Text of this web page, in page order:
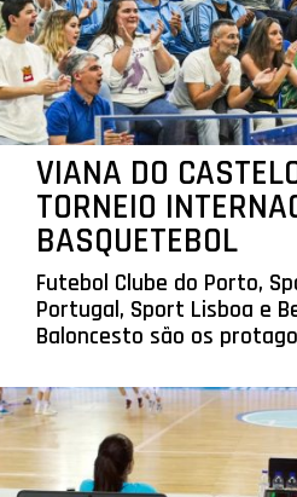
VIANA DO
TORNEIO
BASQUETEBOL
Futebol Clube do Porto,
Portugal, Sport Lisboa e
Baloncesto são os